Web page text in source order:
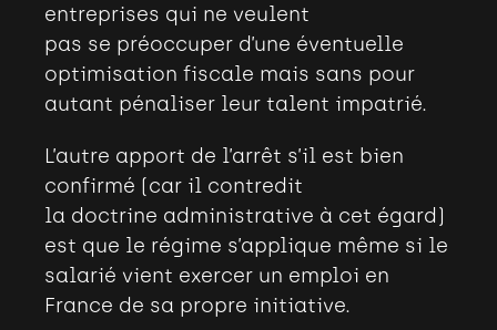
entreprises qui ne veulent
pas se préoccuper d’une éventuelle
optimisation fiscale mais sans pour
autant pénaliser leur talent impatrié.
L’autre apport de l’arrêt s’il est bien
confirmé (car il contredit
la doctrine administrative à cet égard)
est que le régime s’applique même si le
salarié vient exercer un emploi en
France de sa propre initiative.